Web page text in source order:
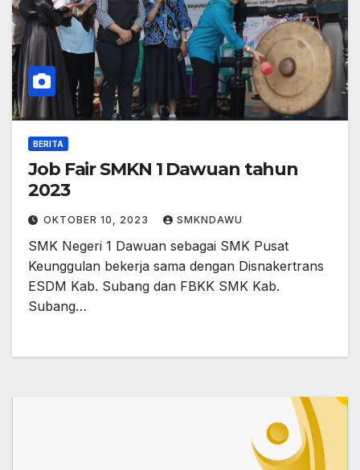
BERITA
Job Fair SMKN 1 Dawuan tahun
2023
OKTOBER 10, 2023 SMKNDAWU
SMK Negeri 1 Dawuan sebagai SMK Pusat
Keunggulan bekerja sama dengan Disnakertrans
ESDM Kab. Subang dan FBKK SMK Kab.
Subang…